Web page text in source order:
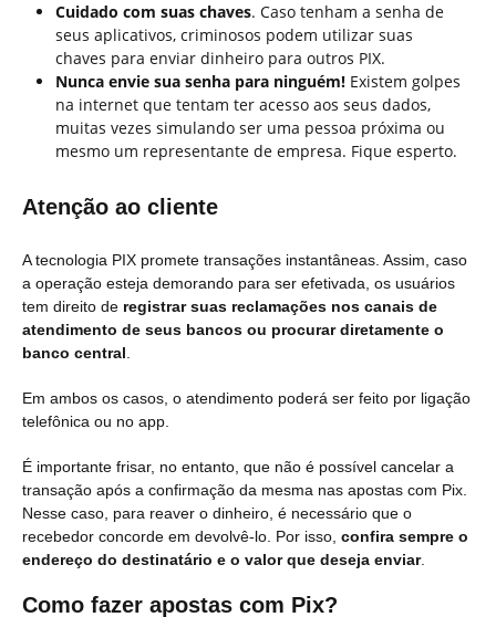
Cuidado com suas chaves. Caso tenham a senha de
seus aplicativos, criminosos podem utilizar suas
chaves para enviar dinheiro para outros PIX.
Nunca envie sua senha para ninguém! Existem golpes
na internet que tentam ter acesso aos seus dados,
muitas vezes simulando ser uma pessoa próxima ou
mesmo um representante de empresa. Fique esperto.
Atenção ao cliente
A tecnologia PIX promete transações instantâneas. Assim, caso
a operação esteja demorando para ser efetivada, os usuários
tem direito de registrar suas reclamações nos canais de
atendimento de seus bancos ou procurar diretamente o
banco central
Em ambos os casos, o atendimento poderá ser feito por ligação
telefônica ou no app.
É importante frisar, no entanto, que não é possível cancelar a
transação após a confirmação da mesma nas apostas com Pix.
Nesse caso, para reaver o dinheiro, é necessário que o
recebedor concorde em devolvê-lo. Por isso, confira sempre o
endereço do destinatário e o valor que deseja enviar.
Como fazer apostas com Pix?